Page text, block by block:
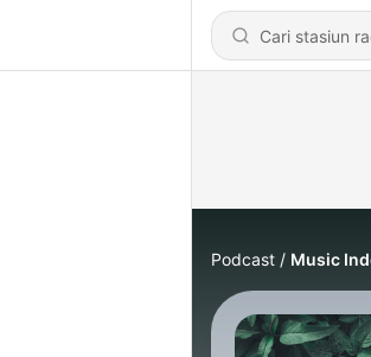
Podcast Music